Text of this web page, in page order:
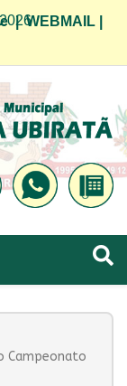
2026
|WEBMAIL
Campeonato